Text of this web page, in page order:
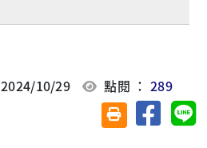
10/29 點閱 ：289
友善列印(另開視
分享至